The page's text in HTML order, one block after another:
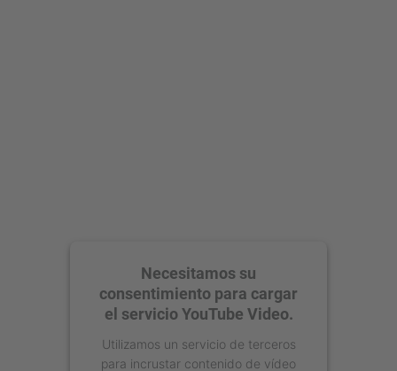
Necesitamos su
consentimiento para cargar
el servicio YouTube Video.
Utilizamos un servicio de terceros
para incrustar contenido de vídeo